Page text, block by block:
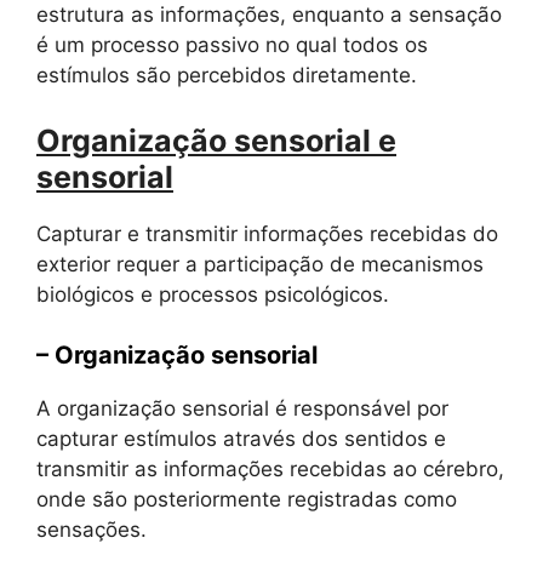
estrutura as informações, enquanto a sensação
é um processo passivo no qual todos os
estímulos são percebidos diretamente.
Organização sensorial e
sensorial
Capturar e transmitir informações recebidas do
exterior requer a participação de mecanismos
biológicos e processos psicológicos.
– Organização sensorial
A organização sensorial é responsável por
capturar estímulos através dos sentidos e
transmitir as informações recebidas ao cérebro,
onde são posteriormente registradas como
sensações.